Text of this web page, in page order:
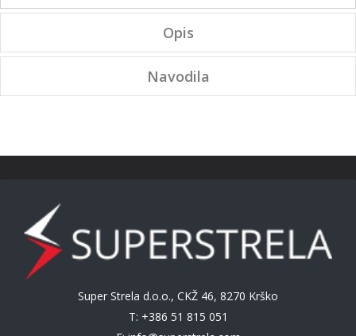
Opis
Navodila
Super Strela d.o.o., CKŽ 46, 8270 Krško
T: +386 51 815 051